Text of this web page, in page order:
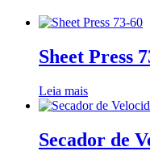
Sheet Press
Leia mais
Secador de